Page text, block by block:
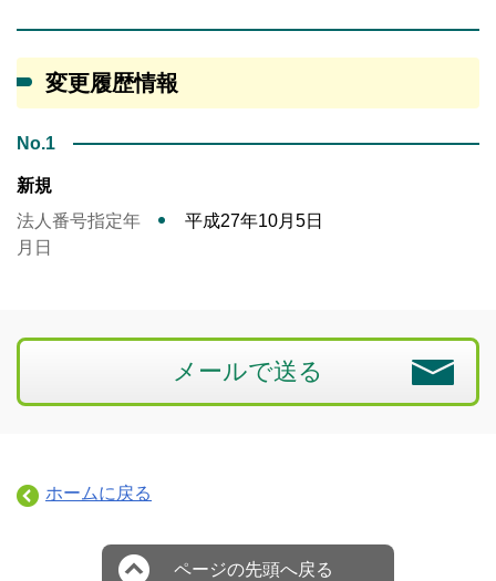
変更履歴情報
No.1
新規
法人番号指定年
月日
平成27年10月5日
メールで送る
ホームに戻る
ページの先頭へ戻る